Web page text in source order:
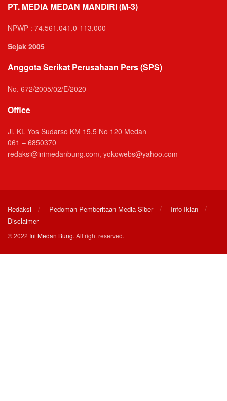
PT. MEDIA MEDAN MANDIRI (M-3)
NPWP : 74.561.041.0-113.000
Sejak 2005
Anggota Serikat Perusahaan Pers (SPS)
No. 672/2005/02/E/2020
Office
Jl. KL Yos Sudarso KM 15,5 No 120 Medan
061 – 6850370
redaksi@inimedanbung.com, yokowebs@yahoo.com
Redaksi Pedoman Pemberitaan Media Siber
Info Iklan
Disclaimer
© 2022 Ini Medan Bung. All right reserved.